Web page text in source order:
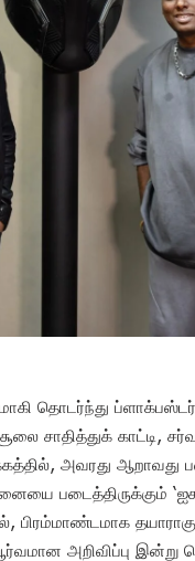
தொடர்ந்து
சாதித்துக் காட்டி,
அவரது ஆறாவது
படைத்திருக்கும்
பிரம்மாண்டமாக
அறிவிப்பு இன்று